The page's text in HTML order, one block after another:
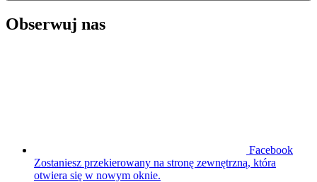
Obserwuj nas
Facebook
Zostaniesz przekierowany na stronę zewnętrzną, która
otwiera się w nowym oknie.